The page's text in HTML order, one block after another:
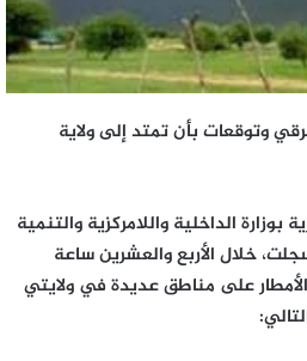
وتوقعات بأن تمتد إلى ولاية
بوزارة الداخلية واللامركزية والتنمية
خلال الأربع والعشرين ساعة
على مناطق عديدة في ولايتي